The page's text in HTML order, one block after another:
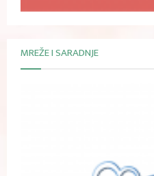
MREŽE I SARADNJE